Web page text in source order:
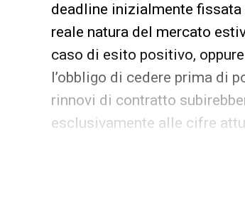
deadline inizialmente
reale natura del mercato
caso di esito positivo,
l’obbligo di cedere prima di
rinnovi di contratto
esclusivamente alle cifre